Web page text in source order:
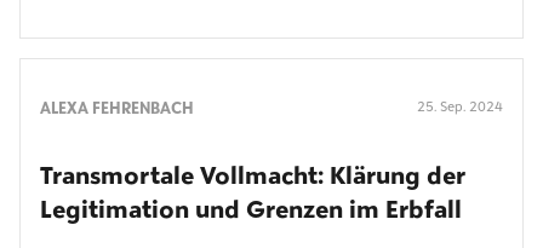
ALEXA FEHRENBACH 25. Sep. 2024
Transmortale Vollmacht: Klärung der
Legitimation und Grenzen im Erbfall